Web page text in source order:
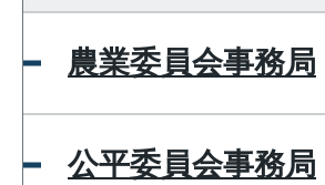
農業委員会事務局
公平委員会事務局